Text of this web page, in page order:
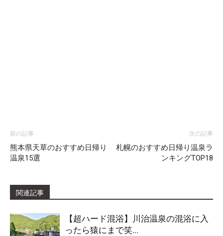
前の記事
熊本県天草のおすすめ日帰り
温泉15選
次の記事
札幌のおすすめ日帰り温泉ラ
ンキングTOP18
関連記事
【超ハード混浴】川治温泉の混浴に入
ったら猿にまで笑...